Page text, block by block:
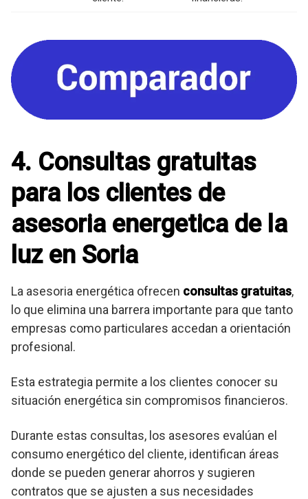
4. Consultas gratuitas
para los clientes de
asesoria energetica de la
luz en Soria
La asesoria energética ofrecen consultas gratuitas,
lo que elimina una barrera importante para que tanto
empresas como particulares accedan a orientación
profesional.
Esta estrategia permite a los clientes conocer su
situación energética sin compromisos financieros.
Durante estas consultas, los asesores evalúan el
consumo energético del cliente, identifican áreas
donde se pueden generar ahorros y sugieren
contratos que se ajusten a sus necesidades